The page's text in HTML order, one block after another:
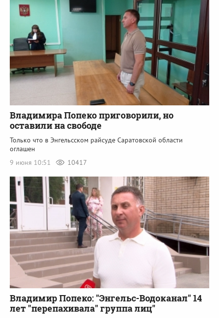
Владимира Попеко приговорили, но
оставили на свободе
Только что в Энгельсском райсуде Саратовской области
оглашен
9 июня 10:51
10417
Владимир Попеко: "Энгельс-Водоканал" 14
лет "перепахивала" группа лиц"